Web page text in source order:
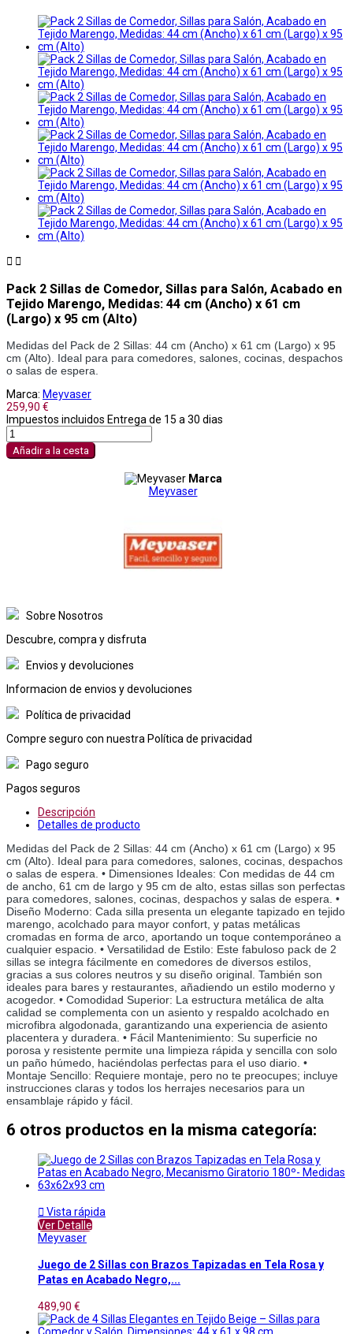
 
Pack 2 Sillas de Comedor, Sillas para Salón, Acabado en
Tejido Marengo, Medidas: 44 cm (Ancho) x 61 cm
(Largo) x 95 cm (Alto)
Medidas del Pack de 2 Sillas: 44 cm (Ancho) x 61 cm (Largo) x 95
cm (Alto). Ideal para para comedores, salones, cocinas, despachos
o salas de espera.
Marca: Meyvaser
259,90 €
Impuestos incluidos Entrega de 15 a 30 dias
Añadir a la cesta
Marca
Meyvaser
Sobre Nosotros
Descubre, compra y disfruta
Envios y devoluciones
Informacion de envios y devoluciones
Política de privacidad
Compre seguro con nuestra Política de privacidad
Pago seguro
Pagos seguros
Descripción
Detalles de producto
Medidas del Pack de 2 Sillas: 44 cm (Ancho) x 61 cm (Largo) x 95
cm (Alto). Ideal para para comedores, salones, cocinas, despachos
o salas de espera. • Dimensiones Ideales: Con medidas de 44 cm
de ancho, 61 cm de largo y 95 cm de alto, estas sillas son perfectas
para comedores, salones, cocinas, despachos y salas de espera. •
Diseño Moderno: Cada silla presenta un elegante tapizado en tejido
marengo, acolchado para mayor confort, y patas metálicas
cromadas en forma de arco, aportando un toque contemporáneo a
cualquier espacio. • Versatilidad de Estilo: Este fabuloso pack de 2
sillas se integra fácilmente en comedores de diversos estilos,
gracias a sus colores neutros y su diseño original. También son
ideales para bares y restaurantes, añadiendo un estilo moderno y
acogedor. • Comodidad Superior: La estructura metálica de alta
calidad se complementa con un asiento y respaldo acolchado en
microfibra algodonada, garantizando una experiencia de asiento
placentera y duradera. • Fácil Mantenimiento: Su superficie no
porosa y resistente permite una limpieza rápida y sencilla con solo
un paño húmedo, haciéndolas perfectas para el uso diario. •
Montaje Sencillo: Requiere montaje, pero no te preocupes; incluye
instrucciones claras y todos los herrajes necesarios para un
ensamblaje rápido y fácil.
6 otros productos en la misma categoría:
 Vista rápida
Ver Detalle
Meyvaser
Juego de 2 Sillas con Brazos Tapizadas en Tela Rosa y
Patas en Acabado Negro,...
489,90 €